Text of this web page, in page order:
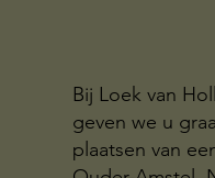
Bij Loek van
geven we u
plaatsen van